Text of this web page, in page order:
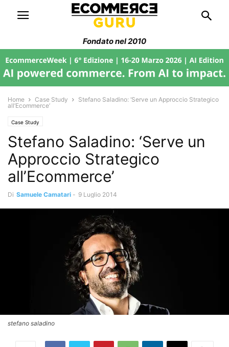
Fondato nel 2010
Home Case Study
Stefano Saladino: ‘Serve un Approccio Strategico
all’Ecommerce’
Case Study
Stefano Saladino: ‘Serve un
Approccio Strategico
all’Ecommerce’
Di Samuele Camatari - 9 Luglio 2014
stefano saladino